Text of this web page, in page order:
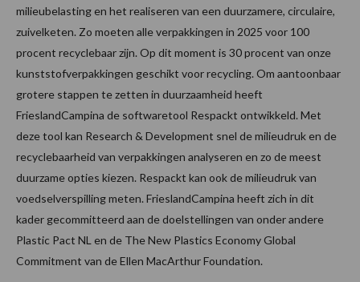
milieubelasting en het realiseren van een duurzamere, circulaire,
zuivelketen. Zo moeten alle verpakkingen in 2025 voor 100
procent recyclebaar zijn. Op dit moment is 30 procent van onze
kunststofverpakkingen geschikt voor recycling. Om aantoonbaar
grotere stappen te zetten in duurzaamheid heeft
FrieslandCampina de softwaretool Respackt ontwikkeld. Met
deze tool kan Research & Development snel de milieudruk en de
recyclebaarheid van verpakkingen analyseren en zo de meest
duurzame opties kiezen. Respackt kan ook de milieudruk van
voedselverspilling meten. FrieslandCampina heeft zich in dit
kader gecommitteerd aan de doelstellingen van onder andere
Plastic Pact NL en de The New Plastics Economy Global
Commitment van de Ellen MacArthur Foundation.